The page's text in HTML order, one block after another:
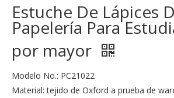
Estuche De Lápices
Papelería Para
por mayor
Modelo No.: PC21022
Material: tejido de Oxford a prueba de